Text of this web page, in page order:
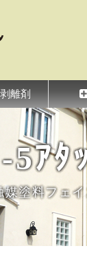
離剤
5ｱﾀ
媒塗料フェ